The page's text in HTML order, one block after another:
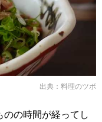
出典： 料理のツボ
の時間が経ってし